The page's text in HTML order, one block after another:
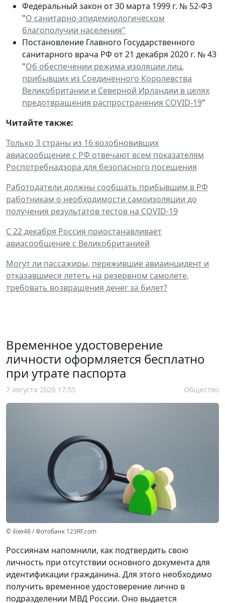
Федеральный закон от 30 марта 1999 г. № 52-ФЗ
"О санитарно-эпидемиологическом
благополучии населения"
Постановление Главного Государственного
санитарного врача РФ от 21 декабря 2020 г. № 43
"Об обеспечении режима изоляции лиц,
прибывших из Соединенного Королевства
Великобритании и Северной Ирландии в целях
предотвращения распространения COVID-19"
Читайте также:
Только 3 страны из 16 возобновивших
авиасообщение с РФ отвечают всем показателям
Роспотребнадзора для безопасного посещения
Работодатели должны сообщать прибывшим в РФ
работникам о необходимости самоизоляции до
получения результатов тестов на COVID-19
С 22 декабря Россия приостанавливает
авиасообщение с Великобританией
Могут ли пассажиры, пережившие авиаинцидент и
отказавшиеся лететь на резервном самолете,
требовать возвращения денег за билет?
Временное удостоверение
личности оформляется бесплатно
при утрате паспорта
7 августа 2026 17:55 Общество
© ilixe48 / Фотобанк 123RF.com
Россиянам напомнили, как подтвердить свою
личность при отсутствии основного документа для
идентификации гражданина. Для этого необходимо
получить временное удостоверение лично в
подразделении МВД России. Оно выдается